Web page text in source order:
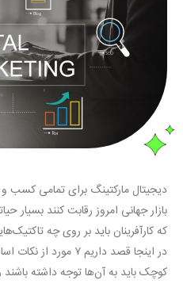
دیجیتال مارکتینگ برای تمامی کسب
بازار جهانی امروز رقابت کنند
که کارآفرینان باید بر روی چه
در اینجا قصد داریم ۷
کوچک باید به آن‌ها توجه داشته باشند